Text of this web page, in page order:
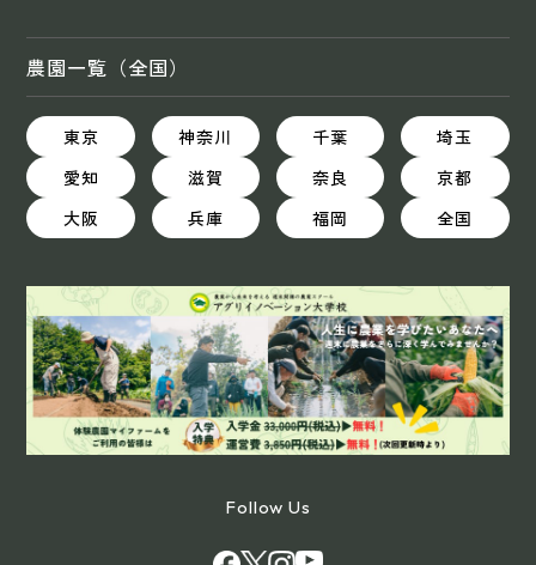
農園一覧（全国）
東京 神奈川 千葉
埼玉
愛知
滋賀 奈良
京都
大阪
兵庫 福岡 全国
Follow Us